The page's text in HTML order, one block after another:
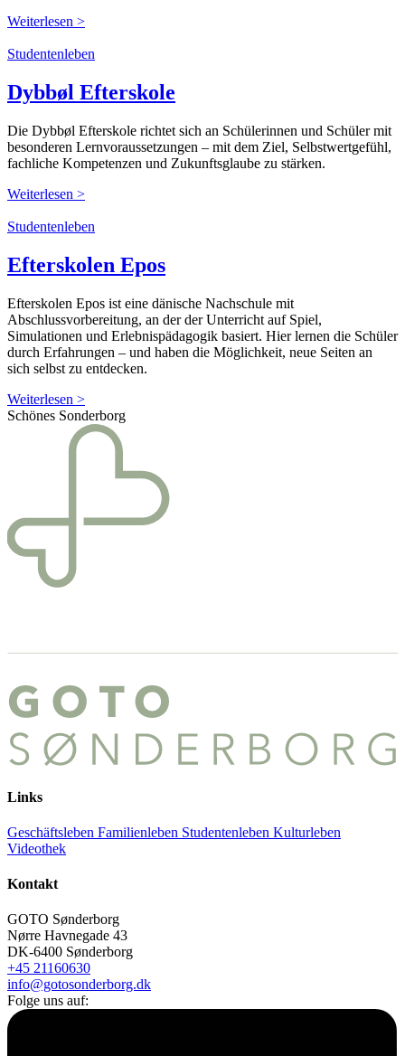
Weiterlesen >
Studentenleben
Dybbøl Efterskole
Die Dybbøl Efterskole richtet sich an Schülerinnen und Schüler mit
besonderen Lernvoraussetzungen – mit dem Ziel, Selbstwertgefühl,
fachliche Kompetenzen und Zukunftsglaube zu stärken.
Weiterlesen >
Studentenleben
Efterskolen Epos
Efterskolen Epos ist eine dänische Nachschule mit
Abschlussvorbereitung, an der der Unterricht auf Spiel,
Simulationen und Erlebnispädagogik basiert. Hier lernen die Schüler
durch Erfahrungen – und haben die Möglichkeit, neue Seiten an
sich selbst zu entdecken.
Weiterlesen >
Schönes Sonderborg
Links
Geschäftsleben Familienleben Studentenleben Kulturleben
Videothek
Kontakt
GOTO Sønderborg
Nørre Havnegade 43
DK-6400 Sønderborg
+45 21160630
info@gotosonderborg.dk
Folge uns auf: